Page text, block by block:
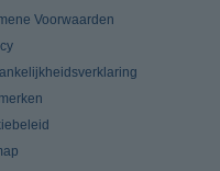
Voorwaarden